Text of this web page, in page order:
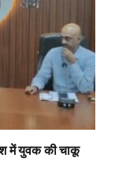
में युवक की चाकू